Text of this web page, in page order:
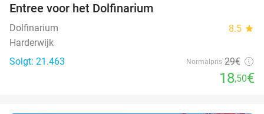
Entree voor het Dolfinarium
Dolfinarium 8.5 star
Harderwijk
Solgt: 21.463
Normalpris 29€
18,50€